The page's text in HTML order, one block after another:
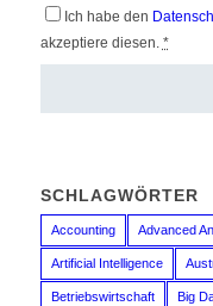
Ich habe den
akzeptiere diesen. *
SCHLAGWÖRTER
Accounting Advanced
Artificial Intelligence
Betriebswirtschaft Big